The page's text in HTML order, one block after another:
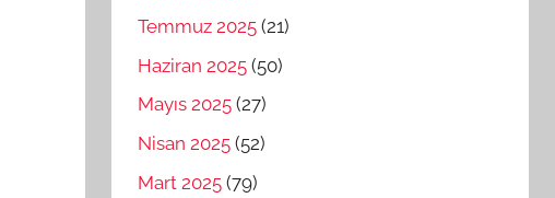
Temmuz 2025 (21)
Haziran 2025 (50)
Mayıs 2025 (27)
Nisan 2025 (52)
Mart 2025 (79)